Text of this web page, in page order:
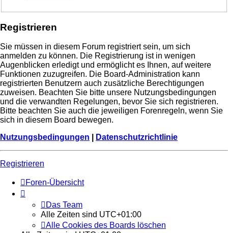
Registrieren
Sie müssen in diesem Forum registriert sein, um sich
anmelden zu können. Die Registrierung ist in wenigen
Augenblicken erledigt und ermöglicht es Ihnen, auf weitere
Funktionen zuzugreifen. Die Board-Administration kann
registrierten Benutzern auch zusätzliche Berechtigungen
zuweisen. Beachten Sie bitte unsere Nutzungsbedingungen
und die verwandten Regelungen, bevor Sie sich registrieren.
Bitte beachten Sie auch die jeweiligen Forenregeln, wenn Sie
sich in diesem Board bewegen.
Nutzungsbedingungen
Datenschutzrichtlinie
Registrieren
Foren-Übersicht
Das Team
Alle Zeiten sind UTC+01:00
Alle Cookies des Boards löschen